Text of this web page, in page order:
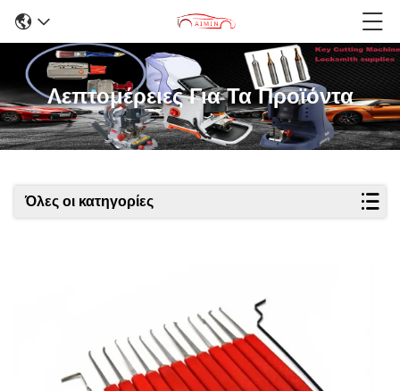
Λεπτομέρειες Για Τα Προϊόντα
Όλες οι κατηγορίες